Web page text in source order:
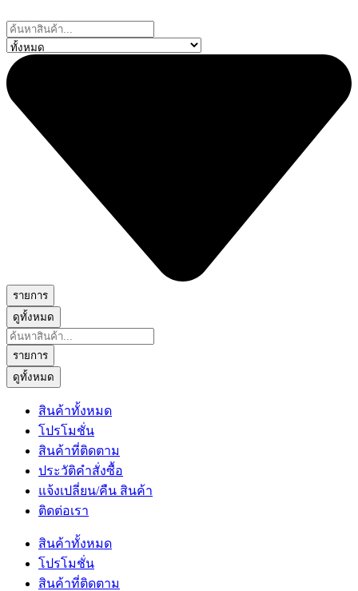
to
content
Search
...
รายการ
ดูทั้งหมด
Search
...
รายการ
ดูทั้งหมด
สินค้าทั้งหมด
โปรโมชั่น
สินค้าที่ติดตาม
ประวัติคำสั่งซื้อ
แจ้งเปลี่ยน/คืน สินค้า
ติดต่อเรา
สินค้าทั้งหมด
โปรโมชั่น
สินค้าที่ติดตาม